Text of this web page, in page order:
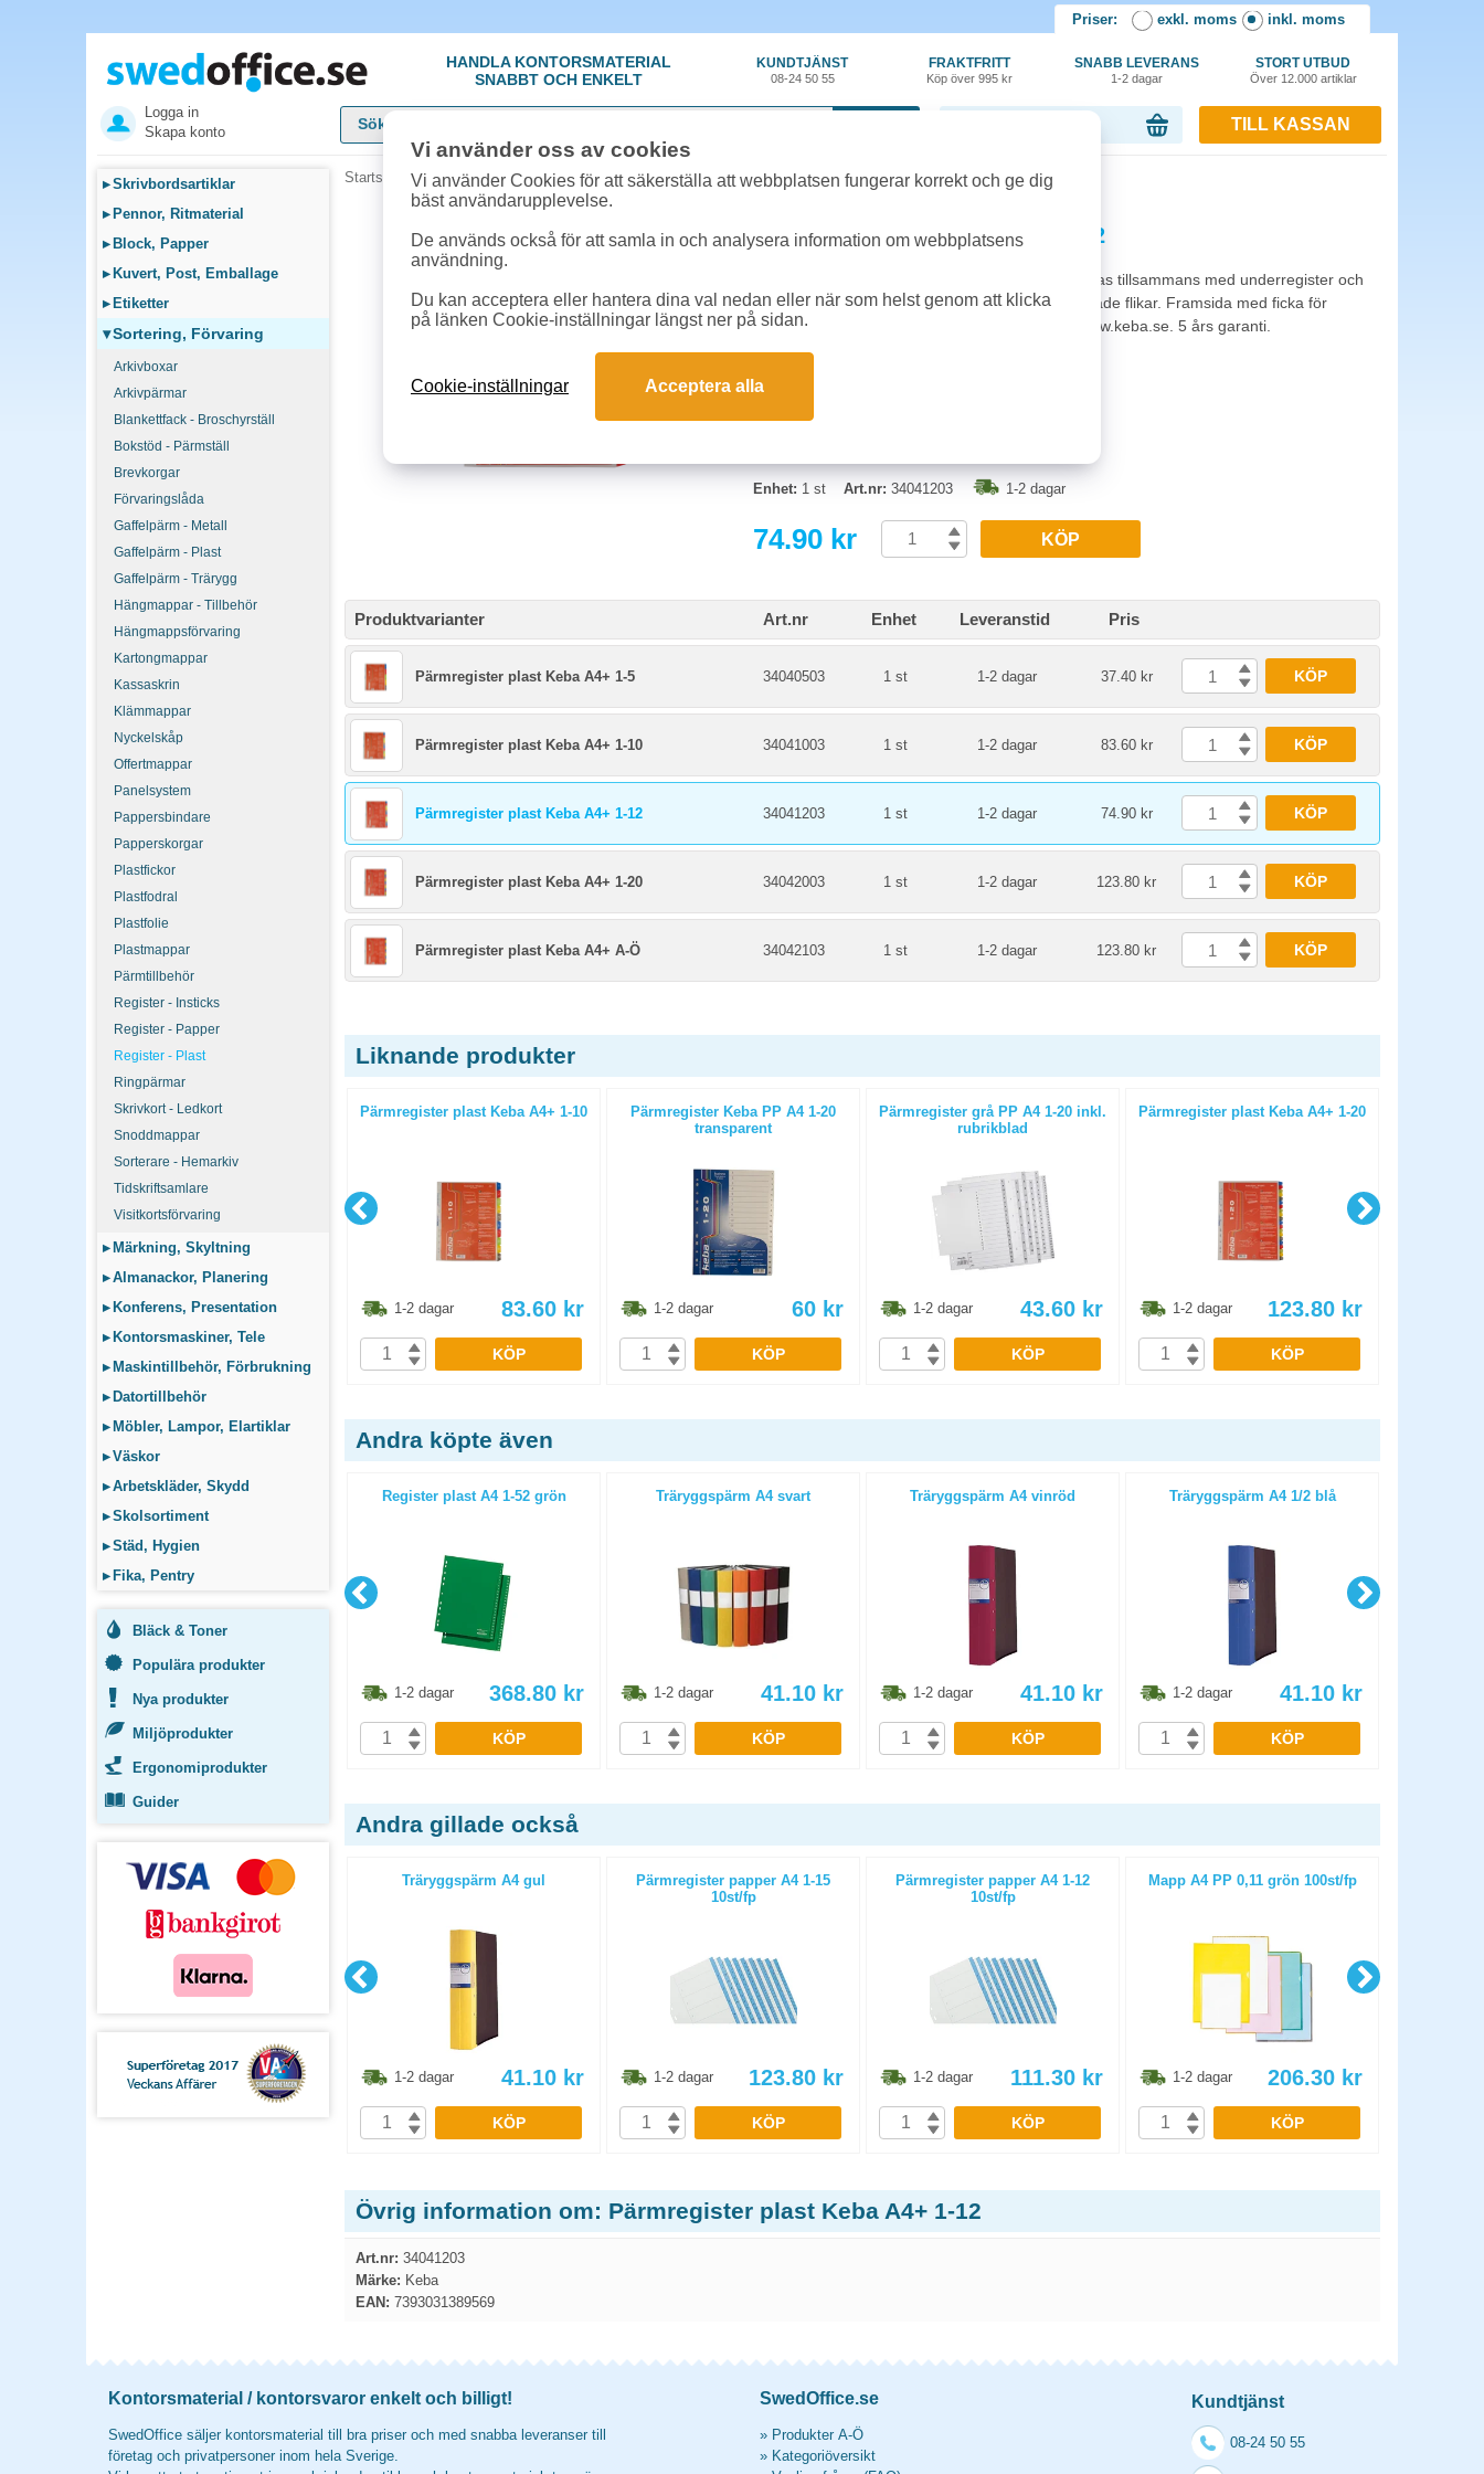
Priser: exkl. moms inkl. moms
HANDLA KONTORSMATERIAL
SNABBT OCH ENKELT
KUNDTJÄNST
08-24 50 55
FRAKTFRITT
Köp över 995 kr
SNABB LEVERANS
1-2 dagar
STORT UTBUD
Över 12.000 artiklar
Logga in
Skapa konto
TILL KASSAN
▸Skrivbordsartiklar
▸ Pennor, Ritmaterial
▸ Block, Papper
▸ Kuvert, Post, Emballage
▸ Etiketter
▾Sortering, Förvaring
Arkivboxar
Arkivpärmar
Blankettfack - Broschyrställ
Bokstöd - Pärmställ
Brevkorgar
Förvaringslåda
Gaffelpärm - Metall
Gaffelpärm - Plast
Gaffelpärm - Trärygg
Hängmappar - Tillbehör
Hängmappsförvaring
Kartongmappar
Kassaskrin
Klämmappar
Nyckelskåp
Offertmappar
Panelsystem
Pappersbindare
Papperskorgar
Plastfickor
Plastfodral
Plastfolie
Plastmappar
Pärmtillbehör
Register - Insticks
Register - Papper
Register - Plast
Ringpärmar
Skrivkort - Ledkort
Snoddmappar
Sorterare - Hemarkiv
Tidskriftsamlare
Visitkortsförvaring
▸ Märkning, Skyltning
▸Almanackor, Planering
▸ Konferens, Presentation
▸ Kontorsmaskiner, Tele
▸ Maskintillbehör, Förbrukning
▸ Datortillbehör
▸ Möbler, Lampor, Elartiklar
▸Väskor
▸Arbetskläder, Skydd
▸Skolsortiment
▸Städ, Hygien
▸ Fika, Pentry
Bläck & Toner
Populära produkter
Nya produkter
Miljöprodukter
Ergonomiprodukter
Guider
Startsida »Sortering, Förvaring»Register - Plast»Pärmregister plast Keba A4+ 1-12
Pärmregister plast Keba A4+ 1-12
Extra brett register av tjock PP-plast. Kan användas tillsammans med underregister och
plastfickor. Frostade, transparenta blad med färgade flikar. Framsida med ficka för
försättsblad, mall för utskrift av dessa finns på www.keba.se. 5 års garanti.
Enhet: 1 st Art.nr: 34041203 1-2 dagar
74.90 kr KÖP
Produktvarianter Art.nr Enhet Leveranstid Pris
Pärmregister plast Keba A4+ 1-5 34040503 1 st 1-2 dagar 37.40 kr KÖP
Pärmregister plast Keba A4+ 1-10 34041003 1 st 1-2 dagar 83.60 kr KÖP
Pärmregister plast Keba A4+ 1-12 34041203 1 st 1-2 dagar 74.90 kr KÖP
Pärmregister plast Keba A4+ 1-20 34042003 1 st 1-2 dagar 123.80 kr KÖP
Pärmregister plast Keba A4+ A-Ö 34042103 1 st 1-2 dagar 123.80 kr KÖP
Liknande produkter
Pärmregister vit PP A4 1-12 inkl.
rubrikblad grå
1-2 dagar 34.90
Pärmregister plast Keba A4+ 1-10
1-2 dagar 83.60 kr
KÖP
Pärmregister Keba PP A4 1-20
transparent
1-2 dagar 60 kr
KÖP
Pärmregister grå PP A4 1-20 inkl.
rubrikblad
1-2 dagar 43.60 kr
KÖP
Pärmregister plast Keba A4+ 1-20
1-2 dagar 123.80 kr
KÖP
Andra köpte även
Träryggspärm Jopa Original A4 gul
1-2 dagar
KÖP
Register plast A4 1-52 grön
1-2 dagar 368.80 kr
KÖP
Träryggspärm A4 svart
1-2 dagar 41.10 kr
KÖP
Träryggspärm A4 vinröd
1-2 dagar 41.10 kr
KÖP
Träryggspärm A4 1/2 blå
1-2 dagar 41.10 kr
KÖP
Andra gillade också
Träryggspärm A4 orange
1-2 dagar 41.10kr
Träryggspärm A4 gul
1-2 dagar 41.10 kr
KÖP
Pärmregister papper A4 1-15
10st/fp
1-2 dagar 123.80 kr
KÖP
Pärmregister papper A4 1-12
10st/fp
1-2 dagar 111.30 kr
KÖP
Mapp A4 PP 0,11 grön 100st/fp
1-2 dagar 206.30 kr
KÖP
Övrig information om: Pärmregister plast Keba A4+ 1-12
Art.nr: 34041203
Märke: Keba
EAN: 7393031389569
Kontorsmaterial / kontorsvaror enkelt och billigt!
SwedOffice säljer kontorsmaterial till bra priser och med snabba leveranser till
företag och privatpersoner inom hela Sverige.
SwedOffice.se
» Produkter A-Ö
» Kategoriöversikt
Kundtjänst
08-24 50 55
Vi använder oss av cookies
Vi använder Cookies för att säkerställa att webbplatsen fungerar korrekt och ge dig
bäst användarupplevelse.
De används också för att samla in och analysera information om webbplatsens
användning.
Du kan acceptera eller hantera dina val nedan eller när som helst genom att klicka
på länken Cookie-inställningar längst ner på sidan.
Cookie-inställningar Acceptera alla